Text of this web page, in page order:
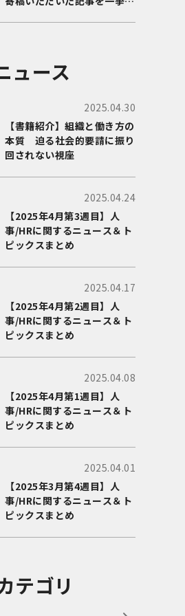
ュース
2025.04.30
【書籍紹介】組織と働き方の
本質 迫る社会的要請に振り
回されない視座
2025.04.24
【2025年4月第3週目】人
事/HRに関するニュース＆ト
ピックスまとめ
2025.04.17
【2025年4月第2週目】人
事/HRに関するニュース＆ト
ピックスまとめ
2025.04.08
【2025年4月第1週目】人
事/HRに関するニュース＆ト
ピックスまとめ
2025.04.01
【2025年3月第4週目】人
事/HRに関するニュース＆ト
ピックスまとめ
テゴリ